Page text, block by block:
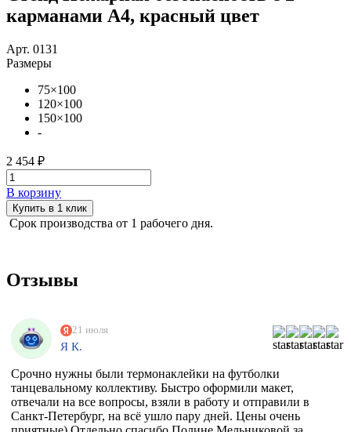
карманами А4, красный цвет
Арт. 0131
Размеры
75×100
120×100
150×100
-
2 454 ₽
В корзину
Купить в 1 клик
Срок производства от 1 рабочего дня.
Отзывы
21 июля
Я К.
Срочно нужны были термонаклейки на футболки
танцевальному коллективу. Быстро оформили макет,
отвечали на все вопросы, взяли в работу и отправили в
Санкт-Петербург, на всё ушло пару дней. Цены очень